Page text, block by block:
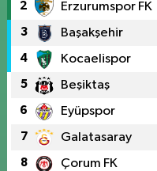
2 Erzurumspor FK
3 Başakşehir
4 Kocaelispor
5 Beşiktaş
6 Eyüpspor
7 Galatasaray
8 Çorum FK